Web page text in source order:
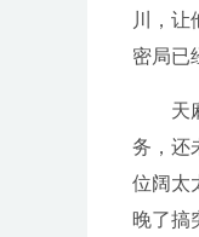
川，让
密局已
天麻
务，还
位阔太
晚了搞